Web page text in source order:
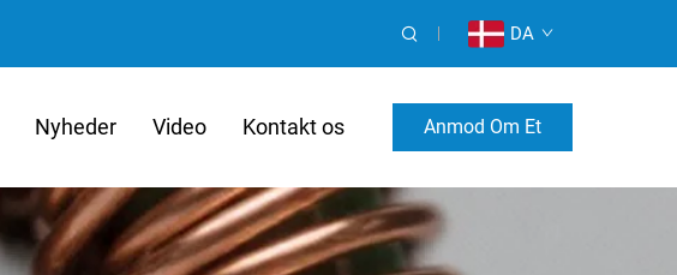
DA
Nyheder Video Kontakt os Anmod Om Et